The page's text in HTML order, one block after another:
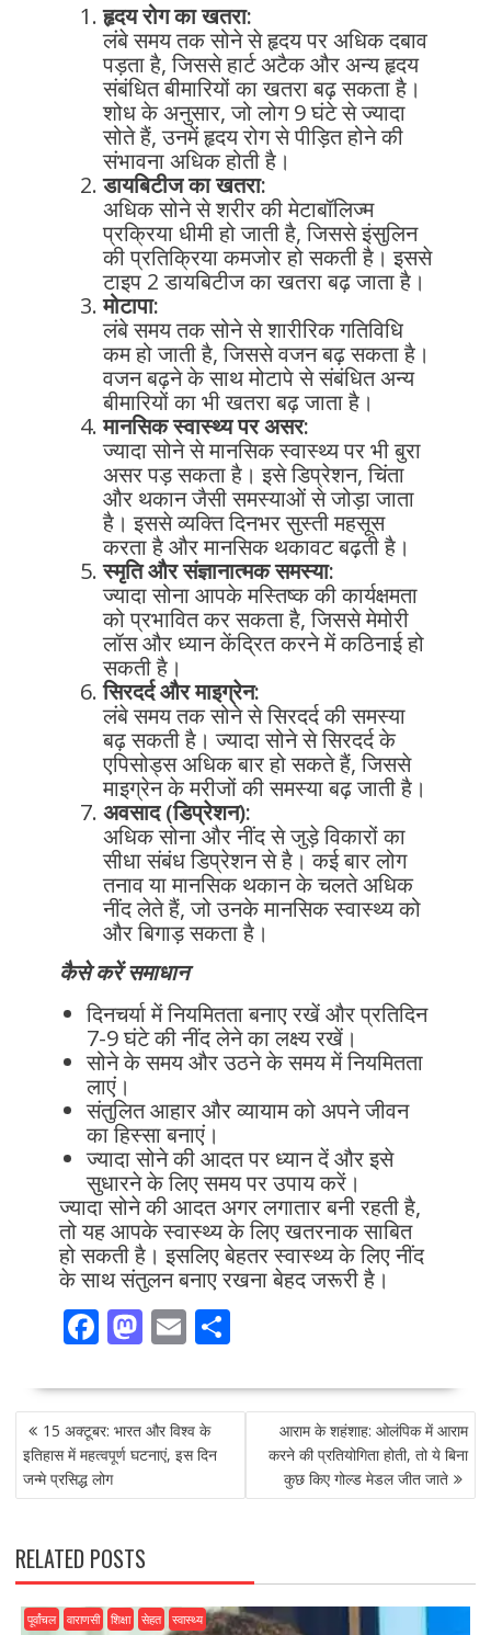
हृदय रोग का खतरा:
लंबे समय तक सोने से हृदय पर अधिक दबाव
पड़ता है, जिससे हार्ट अटैक और अन्य हृदय
संबंधित बीमारियों का खतरा बढ़ सकता है।
शोध के अनुसार, जो लोग 9 घंटे से ज्यादा
सोते हैं, उनमें हृदय रोग से पीड़ित होने की
संभावना अधिक होती है।
डायबिटीज का खतरा:
अधिक सोने से शरीर की मेटाबॉलिज्म
प्रक्रिया धीमी हो जाती है, जिससे इंसुलिन
की प्रतिक्रिया कमजोर हो सकती है। इससे
टाइप 2 डायबिटीज का खतरा बढ़ जाता है।
मोटापा:
लंबे समय तक सोने से शारीरिक गतिविधि
कम हो जाती है, जिससे वजन बढ़ सकता है।
वजन बढ़ने के साथ मोटापे से संबंधित अन्य
बीमारियों का भी खतरा बढ़ जाता है।
मानसिक स्वास्थ्य पर असर:
ज्यादा सोने से मानसिक स्वास्थ्य पर भी बुरा
असर पड़ सकता है। इसे डिप्रेशन, चिंता
और थकान जैसी समस्याओं से जोड़ा जाता
है। इससे व्यक्ति दिनभर सुस्ती महसूस
करता है और मानसिक थकावट बढ़ती है।
स्मृति और संज्ञानात्मक समस्या:
ज्यादा सोना आपके मस्तिष्क की कार्यक्षमता
को प्रभावित कर सकता है, जिससे मेमोरी
लॉस और ध्यान केंद्रित करने में कठिनाई हो
सकती है।
सिरदर्द और माइग्रेन:
लंबे समय तक सोने से सिरदर्द की समस्या
बढ़ सकती है। ज्यादा सोने से सिरदर्द के
एपिसोड्स अधिक बार हो सकते हैं, जिससे
माइग्रेन के मरीजों की समस्या बढ़ जाती है।
अवसाद (डिप्रेशन):
अधिक सोना और नींद से जुड़े विकारों का
सीधा संबंध डिप्रेशन से है। कई बार लोग
तनाव या मानसिक थकान के चलते अधिक
नींद लेते हैं, जो उनके मानसिक स्वास्थ्य को
और बिगाड़ सकता है।
कैसे करें समाधान
दिनचर्या में नियमितता बनाए रखें और प्रतिदिन
7-9 घंटे की नींद लेने का लक्ष्य रखें।
सोने के समय और उठने के समय में नियमितता
लाएं।
संतुलित आहार और व्यायाम को अपने जीवन
का हिस्सा बनाएं।
ज्यादा सोने की आदत पर ध्यान दें और इसे
सुधारने के लिए समय पर उपाय करें।
ज्यादा सोने की आदत अगर लगातार बनी रहती है,
तो यह आपके स्वास्थ्य के लिए खतरनाक साबित
हो सकती है। इसलिए बेहतर स्वास्थ्य के लिए नींद
के साथ संतुलन बनाए रखना बेहद जरूरी है।
F
e
b
o
o
k
M
to
d
o
n
E
ai
l
S
ar
POST
NAVIGATION
15 अक्टूबर: भारत और विश्व के
इतिहास में महत्वपूर्ण घटनाएं, इस दिन
जन्मे प्रसिद्ध लोग
आराम के शहंशाह: ओलंपिक में आराम
करने की प्रतियोगिता होती, तो ये बिना
कुछ किए गोल्ड मेडल जीत जाते
RELATED POSTS
पूर्वांचल वाराणसी शिक्षा सेहत स्वास्थ्य